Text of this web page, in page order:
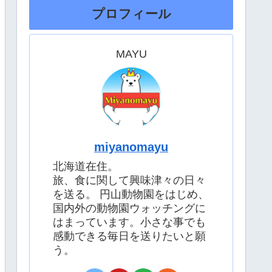
プロフィール
MAYU
miyanomayu
北海道在住。
旅、食に関して興味津々の日々
を送る。 円山動物園をはじめ、
国内外の動物園ウォッチングに
はまっています。小さな事でも
感動できる毎日を送りたいと願
う。